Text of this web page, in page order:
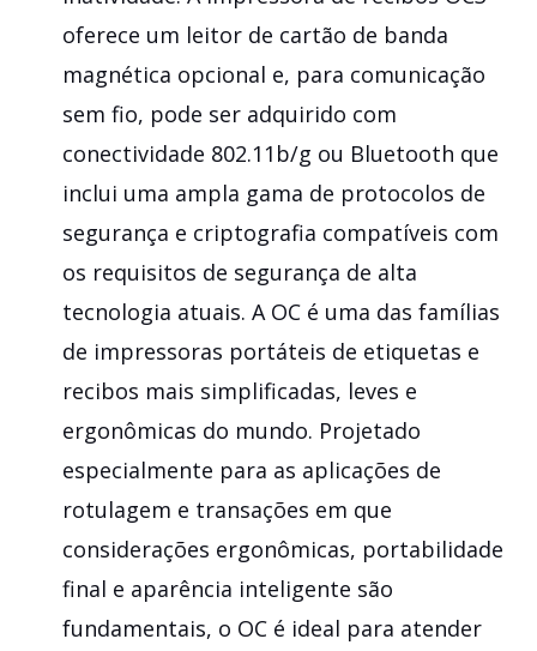
oferece um leitor de cartão de banda
magnética opcional e, para comunicação
sem fio, pode ser adquirido com
conectividade 802.11b/g ou Bluetooth que
inclui uma ampla gama de protocolos de
segurança e criptografia compatíveis com
os requisitos de segurança de alta
tecnologia atuais. A OC é uma das famílias
de impressoras portáteis de etiquetas e
recibos mais simplificadas, leves e
ergonômicas do mundo. Projetado
especialmente para as aplicações de
rotulagem e transações em que
considerações ergonômicas, portabilidade
final e aparência inteligente são
fundamentais, o OC é ideal para atender